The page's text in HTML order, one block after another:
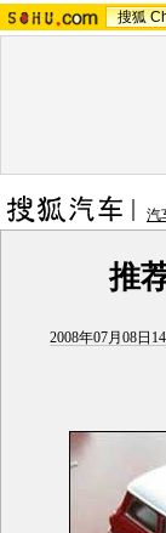
搜狐
汽
推
2008年07月08日